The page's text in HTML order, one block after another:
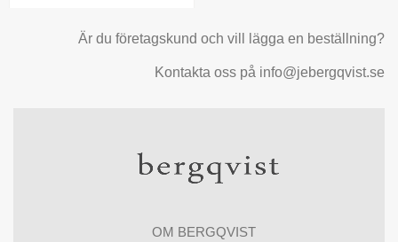
Är du företagskund och vill lägga en beställning?
Kontakta oss på info@jebergqvist.se
OM BERGQVIST